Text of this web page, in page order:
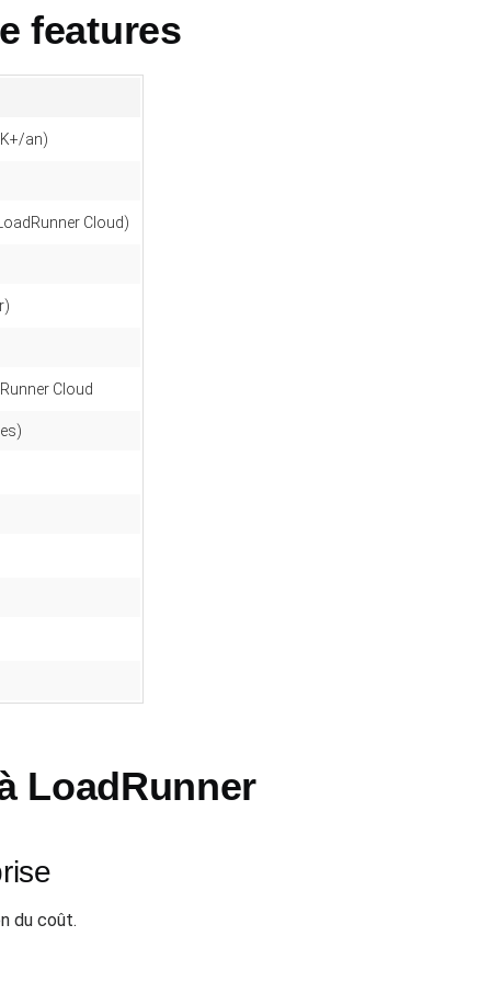
features
an)
Cloud)
Cloud
LoadRunner
du coût.